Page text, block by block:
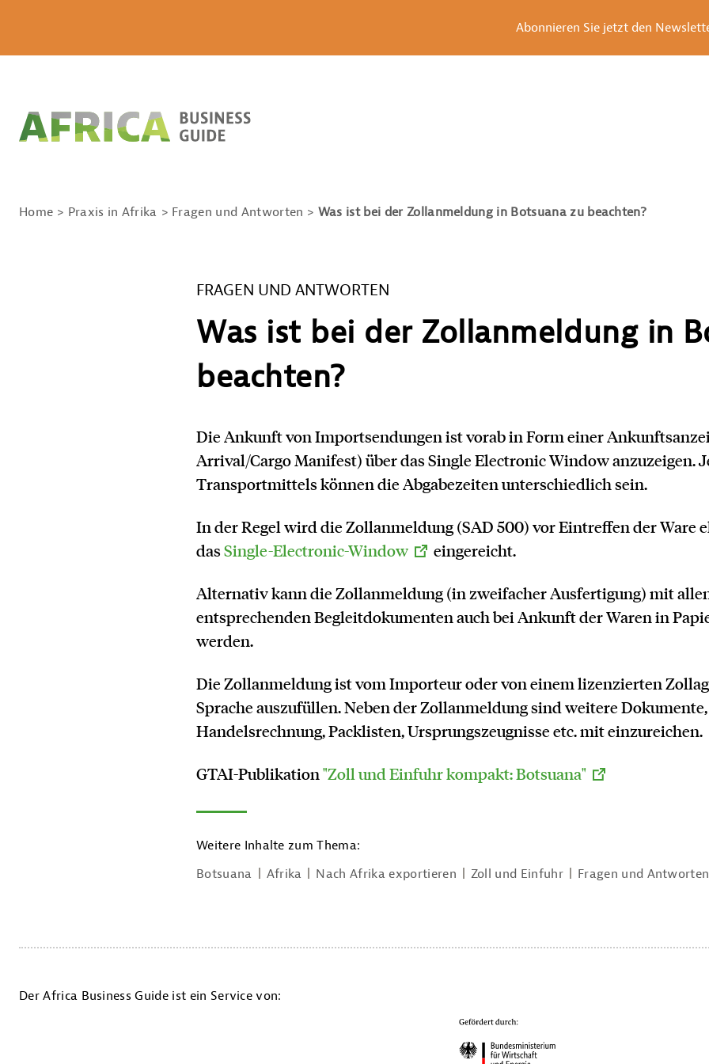
Abonnieren Sie jetzt den
Home Praxis in Afrika Fragen und Antworten Was ist bei der Zollanmeldung in Botsuana zu beachten?
FRAGEN UND ANTWORTEN
Was ist bei der Zollanmeldung in
beachten?
Die Ankunft von Importsendungen ist vorab in Form einer
Arrival/Cargo Manifest) über das Single Electronic Window anzuzeigen.
Transportmittels können die Abgabezeiten unterschiedlich sein.
In der Regel wird die Zollanmeldung (SAD 500) vor Eintreffen der Ware
dasSingle-Electronic-Window eingereicht.
Alternativ kann die Zollanmeldung (in zweifacher Ausfertigung)mit
entsprechenden Begleitdokumenten auch bei Ankunft der Waren in
werden.
Die Zollanmeldung ist vom Importeur oder von einem lizenzierten
Sprache auszufüllen. Neben der Zollanmeldung sind weitere
Handelsrechnung, Packlisten, Ursprungszeugnisse etc. mit einzureichen.
GTAI-Publikation"Zoll und Einfuhr kompakt: Botsuana"
Weitere Inhalte zum Thema:
Botsuana
Afrika Nach Afrika exportieren Zoll und Einfuhr Fragen und Antworten
Der Africa Business Guide ist ein Service von: